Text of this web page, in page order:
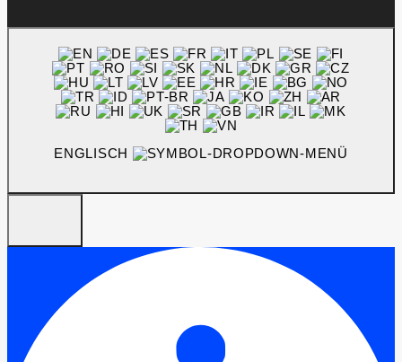
ENGLISCH